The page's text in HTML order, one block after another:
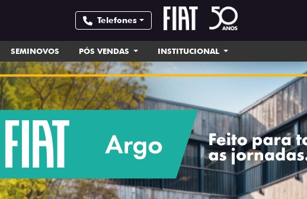
Telefones
SEMINOVOS PÓS VENDAS INSTITUCIONAL